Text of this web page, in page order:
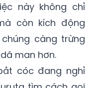
này không chỉ
còn kích động
càng trừng
man hơn.
cóc đang nghỉ